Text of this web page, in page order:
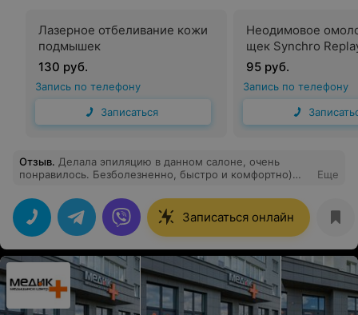
Лазерное отбеливание кожи
подмышек
130 руб.
Запись по телефону
Записаться
Неодимовое
щек Synchro
95 руб.
Запись по телефону
Отзыв. Делала эпиляцию в данном салоне, очень
понравилось. Безболезненно, быстро и комфортно)
есть , то мало и очень тонкие, растут медленно) В
общем, рекомендую:)
Еще
Записаться онлайн